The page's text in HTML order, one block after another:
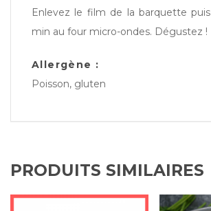
Enlevez le film de la barquette
min au four micro-ondes. Dégustez !
Allergène :
Poisson, gluten
PRODUITS SIMILAIRES